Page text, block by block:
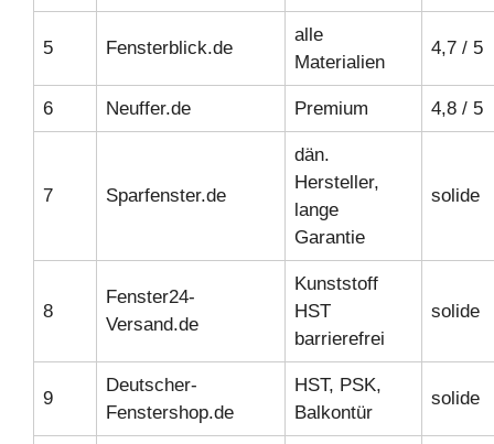
5 Fensterblick.de
alle
Materialien
4,7 / 5
6 Neuffer.de Premium 4,8 / 5
7 Sparfenster.de
dän.
Hersteller,
lange
Garantie
solide
8
Fenster24-
Versand.de
Kunststoff
HST
barrierefrei
solide
9
Deutscher-
Fenstershop.de
HST, PSK,
Balkontür
solide